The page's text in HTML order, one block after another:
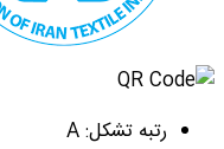
رتبه تشکل: A